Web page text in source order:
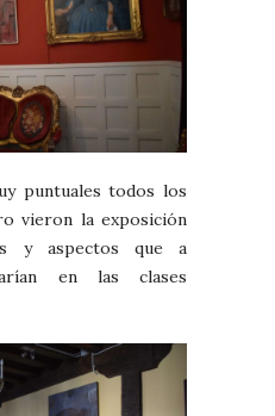
puntuales todos los
vieron la exposición
y aspectos que a
en las clases